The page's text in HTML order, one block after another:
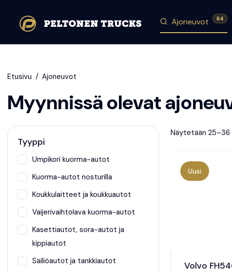
Ajoneuvot 64
Etusivu Ajoneuvot
Myynnissä olevat
Tyyppi
Umpikori kuorma-autot
Kuorma-autot nosturilla
Koukkulaitteet ja koukkuautot
Vaijerivaihtolava kuorma-autot
Kasettiautot, sora-autot ja
kippiautot
Säiliöautot ja tankkiautot
Näytetään
Uusi
Volvo